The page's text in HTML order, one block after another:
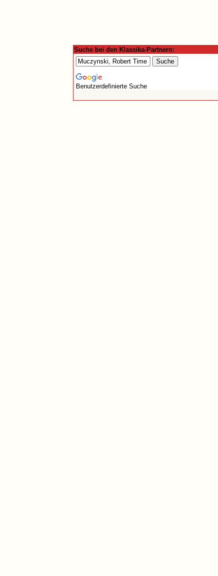
Suche bei den Klassika-Partnern:
Benutzerdefinierte Suche